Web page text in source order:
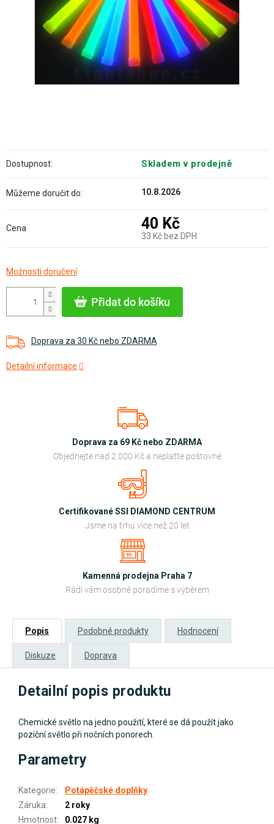
Přidat do košíku
Doprava za 30 Kč nebo ZDARMA
Detailní informace
Dostupnost: Skladem v prodejně
Můžeme doručit do: 10.8.2026
Cena 40 Kč
33 Kč bez DPH
cena:
Možnosti doručení
Doprava za 69 Kč nebo ZDARMA
Objednejte nad 2 000 Kč a neplaťte poštovné
Certifikované SSI DIAMOND CENTRUM
Jsme na trhu více než 20 let
Kamenná prodejna Praha 7
Rádi vám osobně poradíme s výběrem
Popis Podobné produkty Hodnocení
Diskuze Doprava
Detailní popis produktu
Chemické světlo na jedno použití, které se dá použít jako
poziční světlo při nočních ponorech.
Parametry
Kategorie:
Potápěčské doplňky
Záruka:
2 roky
Hmotnost: 0.027 kg